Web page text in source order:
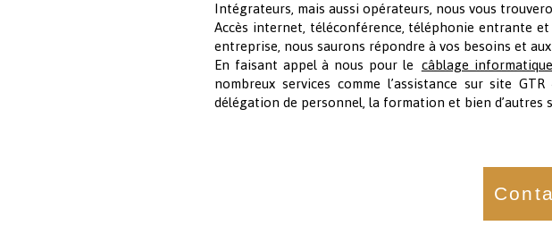
Intégrateurs, mais aussi opérateurs, nous vous
Accès internet, téléconférence, téléphonie entrante
entreprise, nous saurons répondre à vos besoins et
En faisant appel à nous pour le câblage
nombreux services comme l’assistance sur site
délégation de personnel, la formation et bien d’autres